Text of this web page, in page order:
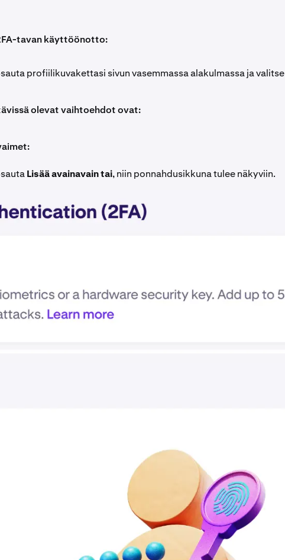
tavan käyttöönotto:
profiilikuvakettasi sivun vasemmassa alakulmassa ja valitse
olevat vaihtoehdot ovat:
Lisää avainavain tai, niin ponnahdusikkuna tulee näkyviin.